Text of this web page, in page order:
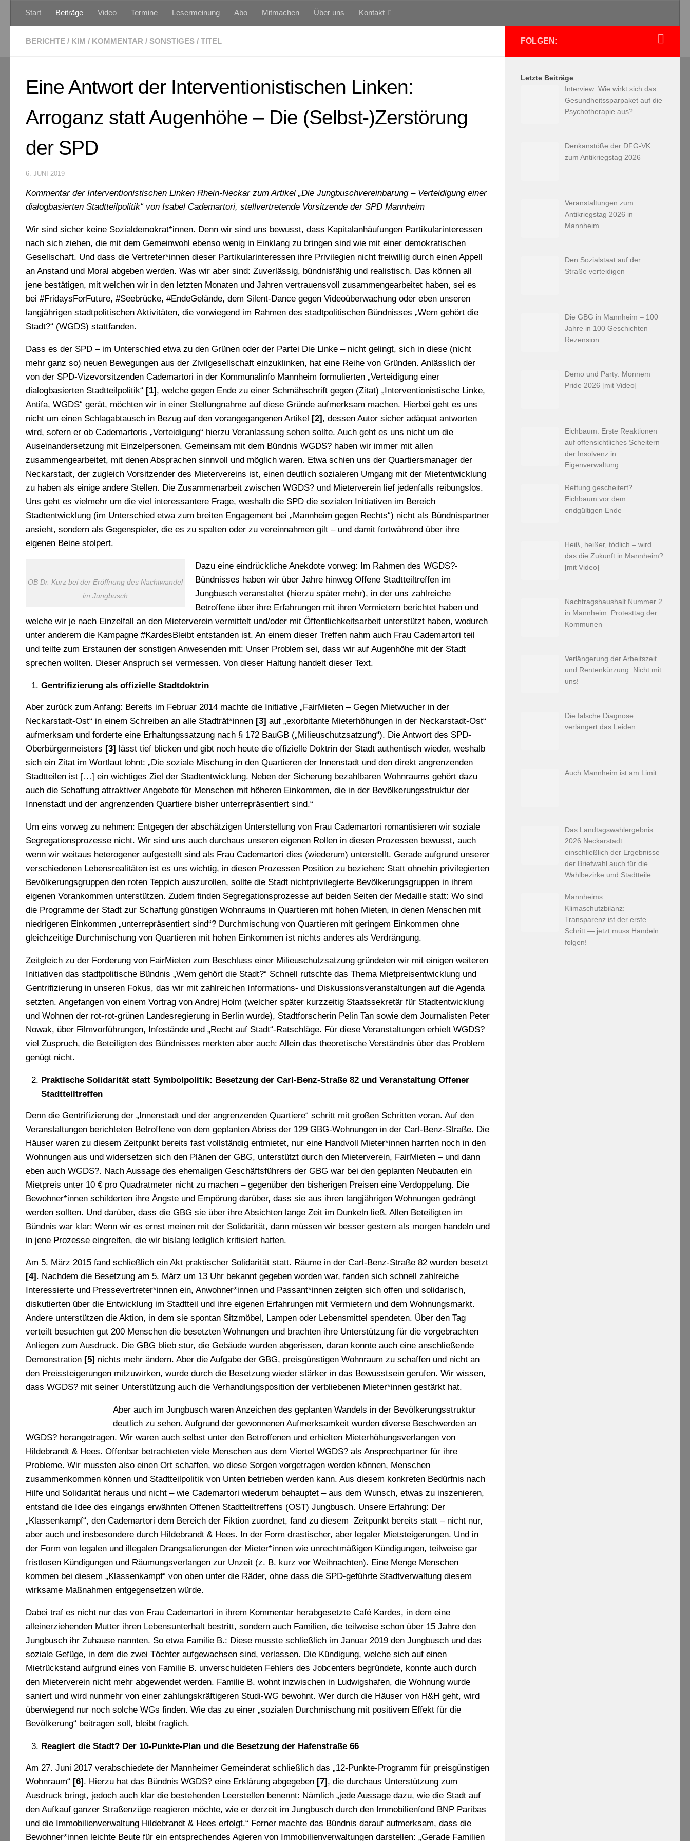
Zum Inhalt springen
Start Beiträge Video Termine Lesermeinung Abo Mitmachen Über uns Kontakt
BERICHTE / KIM / KOMMENTAR / SONSTIGES / TITEL
Eine Antwort der Interventionistischen Linken:
Arroganz statt Augenhöhe – Die (Selbst-)Zerstörung
der SPD
6. JUNI 2019
Kommentar der Interventionistischen Linken Rhein-Neckar zum Artikel „Die Jungbuschvereinbarung – Verteidigung einer
dialogbasierten Stadtteilpolitik“ von Isabel Cademartori, stellvertretende Vorsitzende der SPD Mannheim
Wir sind sicher keine Sozialdemokrat*innen. Denn wir sind uns bewusst, dass Kapitalanhäufungen Partikularinteressen
nach sich ziehen, die mit dem Gemeinwohl ebenso wenig in Einklang zu bringen sind wie mit einer demokratischen
Gesellschaft. Und dass die Vertreter*innen dieser Partikularinteressen ihre Privilegien nicht freiwillig durch einen Appell
an Anstand und Moral abgeben werden. Was wir aber sind: Zuverlässig, bündnisfähig und realistisch. Das können all
jene bestätigen, mit welchen wir in den letzten Monaten und Jahren vertrauensvoll zusammengearbeitet haben, sei es
bei #FridaysForFuture, #Seebrücke, #EndeGelände, dem Silent-Dance gegen Videoüberwachung oder eben unseren
langjährigen stadtpolitischen Aktivitäten, die vorwiegend im Rahmen des stadtpolitischen Bündnisses „Wem gehört die
Stadt?“ (WGDS) stattfanden.
Dass es der SPD – im Unterschied etwa zu den Grünen oder der Partei Die Linke – nicht gelingt, sich in diese (nicht
mehr ganz so) neuen Bewegungen aus der Zivilgesellschaft einzuklinken, hat eine Reihe von Gründen. Anlässlich der
von der SPD-Vizevorsitzenden Cademartori in der Kommunalinfo Mannheim formulierten „Verteidigung einer
dialogbasierten Stadtteilpolitik“ [1], welche gegen Ende zu einer Schmähschrift gegen (Zitat) „Interventionistische Linke,
Antifa, WGDS“ gerät, möchten wir in einer Stellungnahme auf diese Gründe aufmerksam machen. Hierbei geht es uns
nicht um einen Schlagabtausch in Bezug auf den vorangegangenen Artikel [2], dessen Autor sicher adäquat antworten
wird, sofern er ob Cademartoris „Verteidigung“ hierzu Veranlassung sehen sollte. Auch geht es uns nicht um die
Auseinandersetzung mit Einzelpersonen. Gemeinsam mit dem Bündnis WGDS? haben wir immer mit allen
zusammengearbeitet, mit denen Absprachen sinnvoll und möglich waren. Etwa schien uns der Quartiersmanager der
Neckarstadt, der zugleich Vorsitzender des Mietervereins ist, einen deutlich sozialeren Umgang mit der Mietentwicklung
zu haben als einige andere Stellen. Die Zusammenarbeit zwischen WGDS? und Mieterverein lief jedenfalls reibungslos.
Uns geht es vielmehr um die viel interessantere Frage, weshalb die SPD die sozialen Initiativen im Bereich
Stadtentwicklung (im Unterschied etwa zum breiten Engagement bei „Mannheim gegen Rechts“) nicht als Bündnispartner
ansieht, sondern als Gegenspieler, die es zu spalten oder zu vereinnahmen gilt – und damit fortwährend über ihre
eigenen Beine stolpert.
OB Dr. Kurz bei der Eröffnung des Nachtwandel
im Jungbusch
Dazu eine eindrückliche Anekdote vorweg: Im Rahmen des WGDS?-
Bündnisses haben wir über Jahre hinweg Offene Stadtteiltreffen im
Jungbusch veranstaltet (hierzu später mehr), in der uns zahlreiche
Betroffene über ihre Erfahrungen mit ihren Vermietern berichtet haben und
welche wir je nach Einzelfall an den Mieterverein vermittelt und/oder mit Öffentlichkeitsarbeit unterstützt haben, wodurch
unter anderem die Kampagne #KardesBleibt entstanden ist. An einem dieser Treffen nahm auch Frau Cademartori teil
und teilte zum Erstaunen der sonstigen Anwesenden mit: Unser Problem sei, dass wir auf Augenhöhe mit der Stadt
sprechen wollten. Dieser Anspruch sei vermessen. Von dieser Haltung handelt dieser Text.
Gentrifizierung als offizielle Stadtdoktrin
Aber zurück zum Anfang: Bereits im Februar 2014 machte die Initiative „FairMieten – Gegen Mietwucher in der
Neckarstadt-Ost“ in einem Schreiben an alle Stadträt*innen [3] auf „exorbitante Mieterhöhungen in der Neckarstadt-Ost“
aufmerksam und forderte eine Erhaltungssatzung nach § 172 BauGB („Milieuschutzsatzung“). Die Antwort des SPD-
Oberbürgermeisters [3] lässt tief blicken und gibt noch heute die offizielle Doktrin der Stadt authentisch wieder, weshalb
sich ein Zitat im Wortlaut lohnt: „Die soziale Mischung in den Quartieren der Innenstadt und den direkt angrenzenden
Stadtteilen ist […] ein wichtiges Ziel der Stadtentwicklung. Neben der Sicherung bezahlbaren Wohnraums gehört dazu
auch die Schaffung attraktiver Angebote für Menschen mit höheren Einkommen, die in der Bevölkerungsstruktur der
Innenstadt und der angrenzenden Quartiere bisher unterrepräsentiert sind.“
Um eins vorweg zu nehmen: Entgegen der abschätzigen Unterstellung von Frau Cademartori romantisieren wir soziale
Segregationsprozesse nicht. Wir sind uns auch durchaus unseren eigenen Rollen in diesen Prozessen bewusst, auch
wenn wir weitaus heterogener aufgestellt sind als Frau Cademartori dies (wiederum) unterstellt. Gerade aufgrund unserer
verschiedenen Lebensrealitäten ist es uns wichtig, in diesen Prozessen Position zu beziehen: Statt ohnehin privilegierten
Bevölkerungsgruppen den roten Teppich auszurollen, sollte die Stadt nichtprivilegierte Bevölkerungsgruppen in ihrem
eigenen Vorankommen unterstützen. Zudem finden Segregationsprozesse auf beiden Seiten der Medaille statt: Wo sind
die Programme der Stadt zur Schaffung günstigen Wohnraums in Quartieren mit hohen Mieten, in denen Menschen mit
niedrigeren Einkommen „unterrepräsentiert sind“? Durchmischung von Quartieren mit geringem Einkommen ohne
gleichzeitige Durchmischung von Quartieren mit hohen Einkommen ist nichts anderes als Verdrängung.
Zeitgleich zu der Forderung von FairMieten zum Beschluss einer Milieuschutzsatzung gründeten wir mit einigen weiteren
Initiativen das stadtpolitische Bündnis „Wem gehört die Stadt?“ Schnell rutschte das Thema Mietpreisentwicklung und
Gentrifizierung in unseren Fokus, das wir mit zahlreichen Informations- und Diskussionsveranstaltungen auf die Agenda
setzten. Angefangen von einem Vortrag von Andrej Holm (welcher später kurzzeitig Staatssekretär für Stadtentwicklung
und Wohnen der rot-rot-grünen Landesregierung in Berlin wurde), Stadtforscherin Pelin Tan sowie dem Journalisten Peter
Nowak, über Filmvorführungen, Infostände und „Recht auf Stadt“-Ratschläge. Für diese Veranstaltungen erhielt WGDS?
viel Zuspruch, die Beteiligten des Bündnisses merkten aber auch: Allein das theoretische Verständnis über das Problem
genügt nicht.
Praktische Solidarität statt Symbolpolitik: Besetzung der Carl-Benz-Straße 82 und Veranstaltung Offener
Stadtteiltreffen
Denn die Gentrifizierung der „Innenstadt und der angrenzenden Quartiere“ schritt mit großen Schritten voran. Auf den
Veranstaltungen berichteten Betroffene von dem geplanten Abriss der 129 GBG-Wohnungen in der Carl-Benz-Straße. Die
Häuser waren zu diesem Zeitpunkt bereits fast vollständig entmietet, nur eine Handvoll Mieter*innen harrten noch in den
Wohnungen aus und widersetzen sich den Plänen der GBG, unterstützt durch den Mieterverein, FairMieten – und dann
eben auch WGDS?. Nach Aussage des ehemaligen Geschäftsführers der GBG war bei den geplanten Neubauten ein
Mietpreis unter 10 € pro Quadratmeter nicht zu machen – gegenüber den bisherigen Preisen eine Verdoppelung. Die
Bewohner*innen schilderten ihre Ängste und Empörung darüber, dass sie aus ihren langjährigen Wohnungen gedrängt
werden sollten. Und darüber, dass die GBG sie über ihre Absichten lange Zeit im Dunkeln ließ. Allen Beteiligten im
Bündnis war klar: Wenn wir es ernst meinen mit der Solidarität, dann müssen wir besser gestern als morgen handeln und
in jene Prozesse eingreifen, die wir bislang lediglich kritisiert hatten.
Am 5. März 2015 fand schließlich ein Akt praktischer Solidarität statt. Räume in der Carl-Benz-Straße 82 wurden besetzt
[4] . Nachdem die Besetzung am 5. März um 13 Uhr bekannt gegeben worden war, fanden sich schnell zahlreiche
Interessierte und Pressevertreter*innen ein, Anwohner*innen und Passant*innen zeigten sich offen und solidarisch,
diskutierten über die Entwicklung im Stadtteil und ihre eigenen Erfahrungen mit Vermietern und dem Wohnungsmarkt.
Andere unterstützen die Aktion, in dem sie spontan Sitzmöbel, Lampen oder Lebensmittel spendeten. Über den Tag
verteilt besuchten gut 200 Menschen die besetzten Wohnungen und brachten ihre Unterstützung für die vorgebrachten
Anliegen zum Ausdruck. Die GBG blieb stur, die Gebäude wurden abgerissen, daran konnte auch eine anschließende
Demonstration [5] nichts mehr ändern. Aber die Aufgabe der GBG, preisgünstigen Wohnraum zu schaffen und nicht an
den Preissteigerungen mitzuwirken, wurde durch die Besetzung wieder stärker in das Bewusstsein gerufen. Wir wissen,
dass WGDS? mit seiner Unterstützung auch die Verhandlungsposition der verbliebenen Mieter*innen gestärkt hat.
Aber auch im Jungbusch waren Anzeichen des geplanten Wandels in der Bevölkerungsstruktur
deutlich zu sehen. Aufgrund der gewonnenen Aufmerksamkeit wurden diverse Beschwerden an
WGDS? herangetragen. Wir waren auch selbst unter den Betroffenen und erhielten Mieterhöhungsverlangen von
Hildebrandt & Hees. Offenbar betrachteten viele Menschen aus dem Viertel WGDS? als Ansprechpartner für ihre
Probleme. Wir mussten also einen Ort schaffen, wo diese Sorgen vorgetragen werden können, Menschen
zusammenkommen können und Stadtteilpolitik von Unten betrieben werden kann. Aus diesem konkreten Bedürfnis nach
Hilfe und Solidarität heraus und nicht – wie Cademartori wiederum behauptet – aus dem Wunsch, etwas zu inszenieren,
entstand die Idee des eingangs erwähnten Offenen Stadtteiltreffens (OST) Jungbusch. Unsere Erfahrung: Der
„Klassenkampf“, den Cademartori dem Bereich der Fiktion zuordnet, fand zu diesem Zeitpunkt bereits statt – nicht nur,
aber auch und insbesondere durch Hildebrandt & Hees. In der Form drastischer, aber legaler Mietsteigerungen. Und in
der Form von legalen und illegalen Drangsalierungen der Mieter*innen wie unrechtmäßigen Kündigungen, teilweise gar
fristlosen Kündigungen und Räumungsverlangen zur Unzeit (z. B. kurz vor Weihnachten). Eine Menge Menschen
kommen bei diesem „Klassenkampf“ von oben unter die Räder, ohne dass die SPD-geführte Stadtverwaltung diesem
wirksame Maßnahmen entgegensetzen würde.
Dabei traf es nicht nur das von Frau Cademartori in ihrem Kommentar herabgesetzte Café Kardes, in dem eine
alleinerziehenden Mutter ihren Lebensunterhalt bestritt, sondern auch Familien, die teilweise schon über 15 Jahre den
Jungbusch ihr Zuhause nannten. So etwa Familie B.: Diese musste schließlich im Januar 2019 den Jungbusch und das
soziale Gefüge, in dem die zwei Töchter aufgewachsen sind, verlassen. Die Kündigung, welche sich auf einen
Mietrückstand aufgrund eines von Familie B. unverschuldeten Fehlers des Jobcenters begründete, konnte auch durch
den Mieterverein nicht mehr abgewendet werden. Familie B. wohnt inzwischen in Ludwigshafen, die Wohnung wurde
saniert und wird nunmehr von einer zahlungskräftigeren Studi-WG bewohnt. Wer durch die Häuser von H&H geht, wird
überwiegend nur noch solche WGs finden. Wie das zu einer „sozialen Durchmischung mit positivem Effekt für die
Bevölkerung“ beitragen soll, bleibt fraglich.
Reagiert die Stadt? Der 10-Punkte-Plan und die Besetzung der Hafenstraße 66
Am 27. Juni 2017 verabschiedete der Mannheimer Gemeinderat schließlich das „12-Punkte-Programm für preisgünstigen
Wohnraum“ [6]. Hierzu hat das Bündnis WGDS? eine Erklärung abgegeben [7], die durchaus Unterstützung zum
Ausdruck bringt, jedoch auch klar die bestehenden Leerstellen benennt: Nämlich „jede Aussage dazu, wie die Stadt auf
den Aufkauf ganzer Straßenzüge reagieren möchte, wie er derzeit im Jungbusch durch den Immobilienfond BNP Paribas
und die Immobilienverwaltung Hildebrandt & Hees erfolgt.“ Ferner machte das Bündnis darauf aufmerksam, dass die
Bewohner*innen leichte Beute für ein entsprechendes Agieren von Immobilienverwaltungen darstellen: „Gerade Familien
FOLGEN:
Letzte Beiträge
Interview: Wie wirkt sich das
Gesundheitssparpaket auf die
Psychotherapie aus?
Denkanstöße der DFG-VK
zum Antikriegstag 2026
Veranstaltungen zum
Antikriegstag 2026 in
Mannheim
Den Sozialstaat auf der
Straße verteidigen
Die GBG in Mannheim – 100
Jahre in 100 Geschichten –
Rezension
Demo und Party: Monnem
Pride 2026 [mit Video]
Eichbaum: Erste Reaktionen
auf offensichtliches Scheitern
der Insolvenz in
Eigenverwaltung
Rettung gescheitert?
Eichbaum vor dem
endgültigen Ende
Heiß, heißer, tödlich – wird
das die Zukunft in Mannheim?
[mit Video]
Nachtragshaushalt Nummer 2
in Mannheim. Protesttag der
Kommunen
Verlängerung der Arbeitszeit
und Rentenkürzung: Nicht mit
uns!
Die falsche Diagnose
verlängert das Leiden
Auch Mannheim ist am Limit
Das Landtagswahlergebnis
2026 Neckarstadt
einschließlich der Ergebnisse
der Briefwahl auch für die
Wahlbezirke und Stadtteile
Mannheims
Klimaschutzbilanz:
Transparenz ist der erste
Schritt — jetzt muss Handeln
folgen!